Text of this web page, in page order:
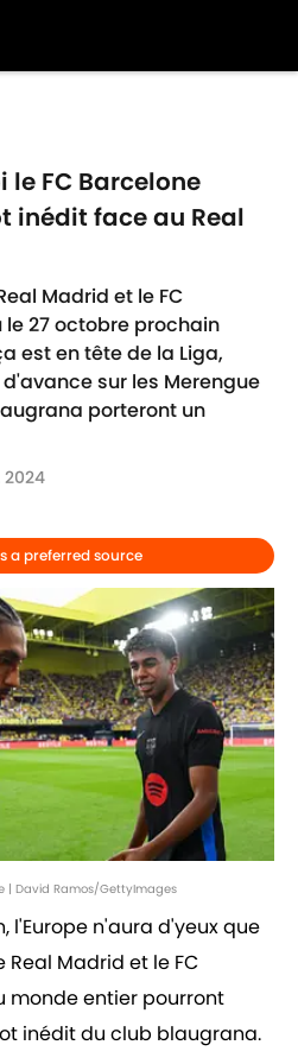
le FC Barcelone
inédit face au Real
Madrid et le FC
27 octobre prochain
est en tête de la Liga,
sur les Merengue
porteront un
2024
a preferred source
| David Ramos/GettyImages
l'Europe n'aura d'yeux que
Madrid et le FC
monde entier pourront
inédit du club blaugrana.